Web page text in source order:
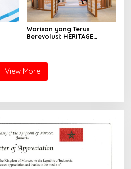
Warisan yang Terus
Berevolusi: HERITAGE
View More